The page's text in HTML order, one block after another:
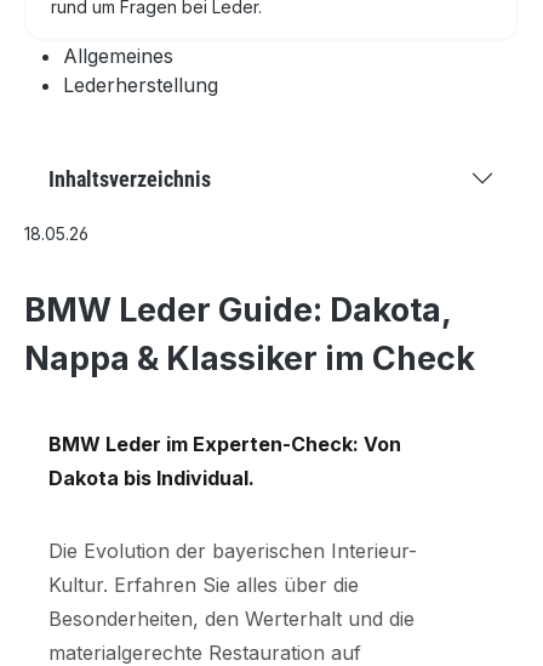
rund um Fragen bei Leder.
Allgemeines
Lederherstellung
Inhaltsverzeichnis
18.05.26
BMW Leder Guide: Dakota,
Nappa & Klassiker im Check
BMW Leder im Experten-Check: Von
Dakota bis Individual.
Die Evolution der bayerischen Interieur-
Kultur. Erfahren Sie alles über die
Besonderheiten, den Werterhalt und die
materialgerechte Restauration auf